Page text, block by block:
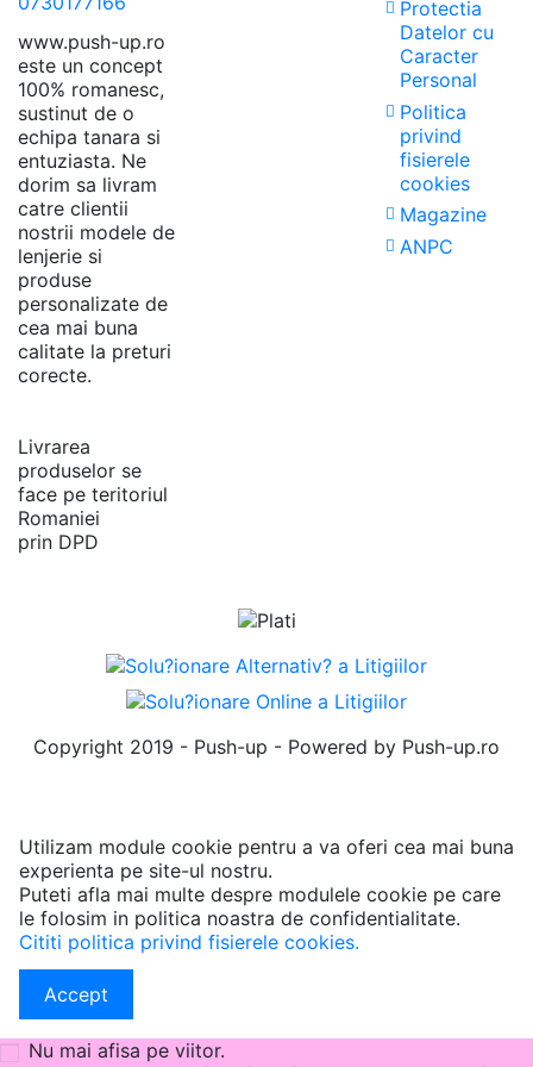
up.ro catre client (in cazul in care produsul a fost livrat / ambalat gresit
Valoarea produsului returnat va fi returnata in contul indicat de
dumneavoastra in maxim 7 zile lucratoare de la confirmarea
primirii produsului la depozitul Push-up.ro
www.push-up.ro
este un concept
100% romanesc,
sustinut de o
echipa tanara si
entuziasta. Ne
dorim sa livram
catre clientii
nostrii modele de
lenjerie si
produse
personalizate de
cea mai buna
calitate la preturi
corecte.
Livrarea
produselor se
face pe teritoriul
Romaniei
prin DPD
Protectia
Datelor cu
Caracter
Personal
Politica
privind
fisierele
cookies
Magazine
ANPC
Copyright 2019 - Push-up - Powered by Push-up.ro
Utilizam module cookie pentru a va oferi cea mai buna
experienta pe site-ul nostru.
Puteti afla mai multe despre modulele cookie pe care
le folosim in politica noastra de confidentialitate.
Cititi politica privind fisierele cookies.
Accept
Nu mai afisa pe viitor.